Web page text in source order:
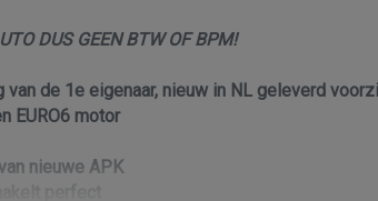
DUS GEEN BTW OF BPM!
de 1e eigenaar, nieuw in NL geleverd
EURO6 motor
nieuwe APK